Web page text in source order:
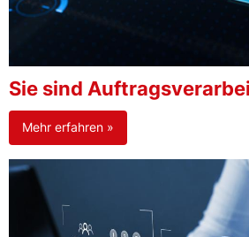
Sie sind
Mehr erfahren »